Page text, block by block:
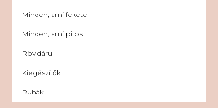
Minden, ami fekete
Minden, ami piros
Rövidáru
Kiegészítők
Ruhák